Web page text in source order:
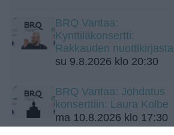
BRQ Vantaa:
Kynttiläkonsertti:
Rakkauden nuottikirjasta
su 9.8.2026 klo 20:30
BRQ Vantaa: Johdatus
konserttiin: Laura Kolbe
ma 10.8.2026 klo 17:30